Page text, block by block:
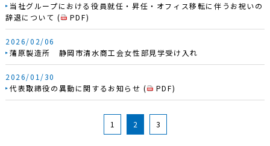
当社グループにおける役員就任・昇任・オフィス移転に伴うお祝いの
辞退について( PDF)
2026/02/06
蒲原製造所 静岡市清水商工会女性部見学受け入れ
2026/01/30
代表取締役の異動に関するお知らせ( PDF)
1 2 3